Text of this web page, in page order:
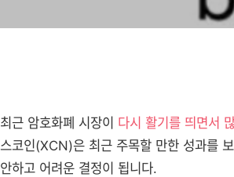
최근 암호화폐 시장이 다시 활기를 띄면서
스코인(XCN)은 최근 주목할 만한 성과를
안하고 어려운 결정이 됩니다.